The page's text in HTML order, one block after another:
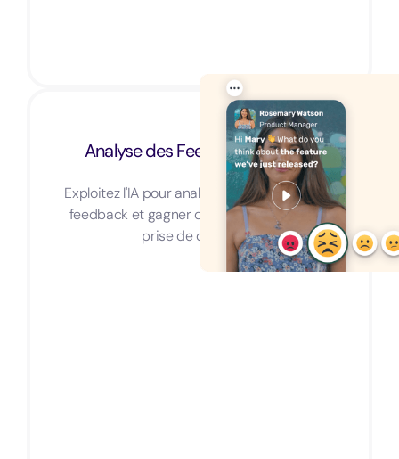
Analyse des Feedbacks avec IA
Exploitez l'IA pour analyser rapidement vos
feedback et gagner du temps dans votre
prise de décision.